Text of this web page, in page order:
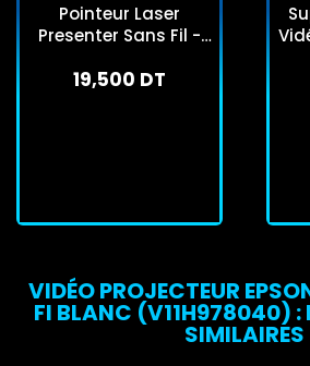
Pointeur Laser
Presenter Sans Fil -
19,500 DT
VIDÉO PROJECTEUR
FI BLANC (V11H978040) :
SIMILAIRES